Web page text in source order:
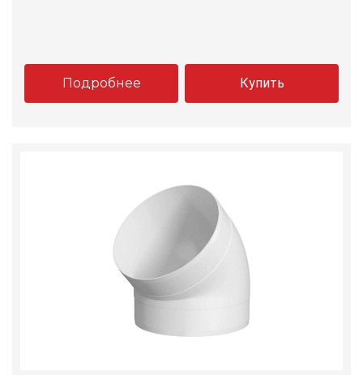
Подробнее Купить